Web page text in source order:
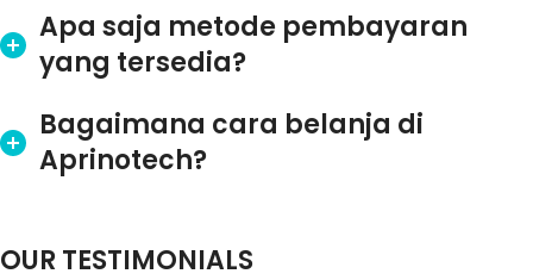
Apa saja metode pembayaran
yang tersedia?
Bagaimana cara belanja di
Aprinotech?
OUR TESTIMONIALS